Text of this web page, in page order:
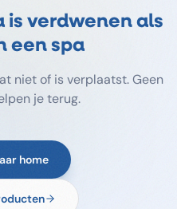
is verdwenen als
een spa
niet of is verplaatst. Geen
je terug.
home